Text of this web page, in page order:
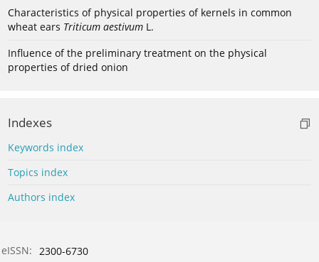
Characteristics of physical properties of kernels in common
wheat ears Triticum aestivum L.
Influence of the preliminary treatment on the physical
properties of dried onion
Indexes
Keywords index
Topics index
Authors index
eISSN: 2300-6730